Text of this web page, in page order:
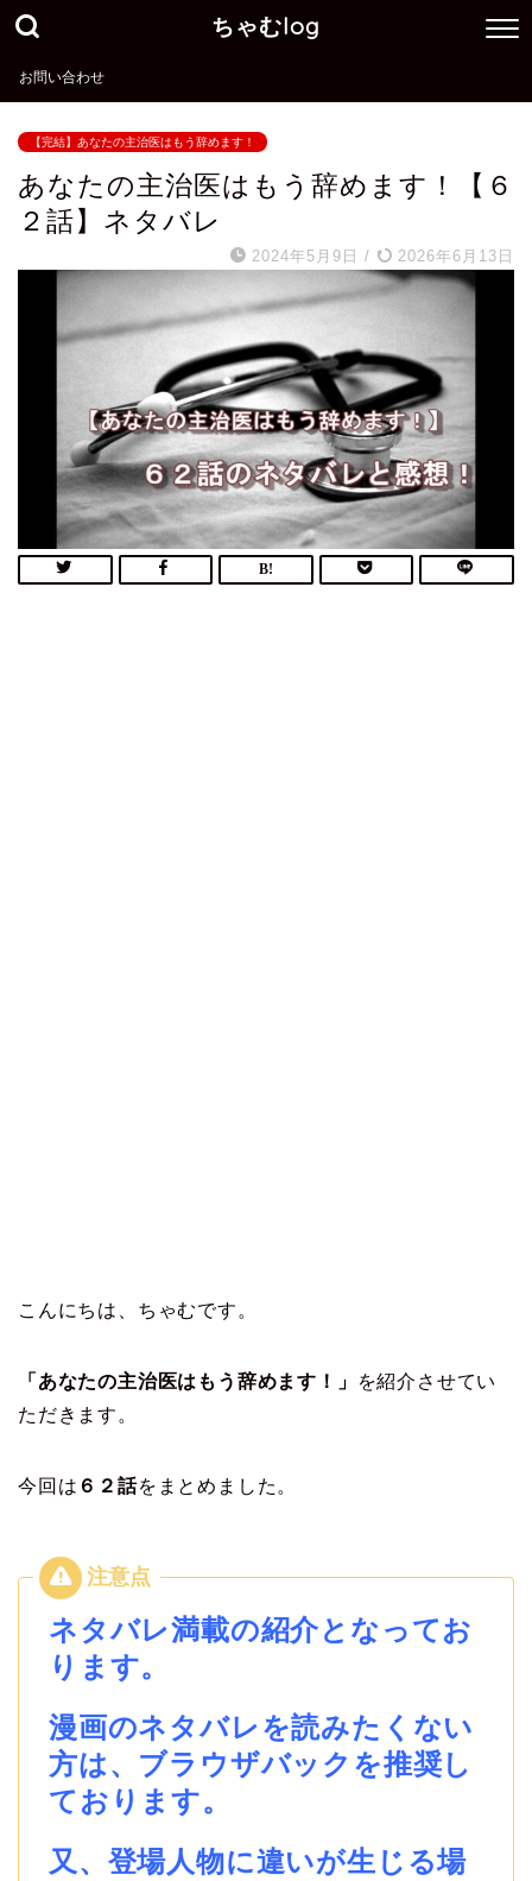
ちゃむlog
お問い合わせ
【完結】あなたの主治医はもう辞めます！
あなたの主治医はもう辞めます！【６
２話】ネタバレ
2024年5月9日 / 2026年6月13日
こんにちは、ちゃむです。
「あなたの主治医はもう辞めます！」
を紹介させてい
ただきます。
今回は ６２話をまとめました。
ネタバレ満載の紹介となってお
ります。
漫画のネタバレを読みたくない
方は、ブラウザバックを推奨し
ております。
又、登場人物に違いが生じる場